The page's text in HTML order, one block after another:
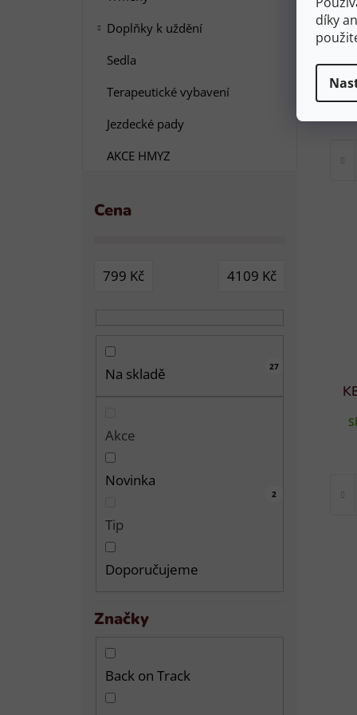
díky
Doplňky k uždění
Sedla
Terapeutické vybavení
Jezdecké pady
AKCE HMYZ
Cena
799 Kč 4109 Kč
Na skladě 27
Akce
0
Novinka
143
Tip
0
Doporučujeme
2
Značky
Back on Track